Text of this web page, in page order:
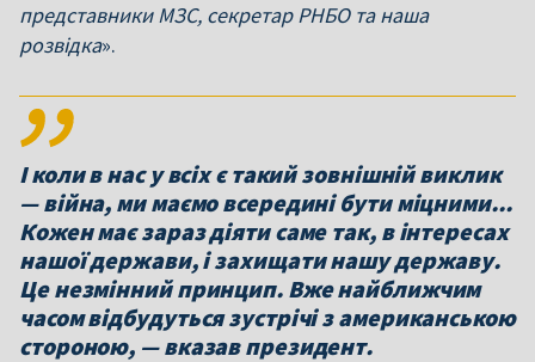
представники МЗС, секретар РНБО та наша
розвідка».
І коли в нас у всіх є такий зовнішній виклик
— війна, ми маємо всередині бути міцними...
Кожен має зараз діяти саме так, в інтересах
нашої держави, і захищати нашу державу.
Це незмінний принцип. Вже найближчим
часом відбудуться зустрічі з американською
стороною, — вказав президент.